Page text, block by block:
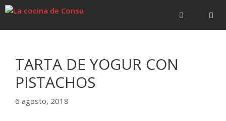
Saltar
Saltar
TARTA DE YOGUR CON
PISTACHOS
6 agosto, 2018